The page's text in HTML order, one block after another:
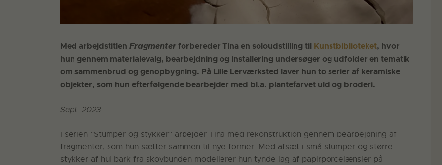
Med arbejdstitlen Fragmenterforbereder Tina en soloudstilling til Kunstbiblioteket, hvor
hun gennem materialevalg, bearbejdning og installering undersøger og udfolder en tematik
om sammenbrud og genopbygning. På Lille Lerværksted laver hun to serier af keramiske
objekter, som hun efterfølgende bearbejder med bl.a. plantefarvet uld og broderi.
Sept. 2023
I serien ”Stumper og stykker” arbejder Tina med rekonstruktion gennem bearbejdning af
fragmenter, som hun sætter sammen til nye former. Med afsæt i små stumper og større
stykker af hul bark fra skovbunden modellerer hun tynde lag af papirporcelænsler på